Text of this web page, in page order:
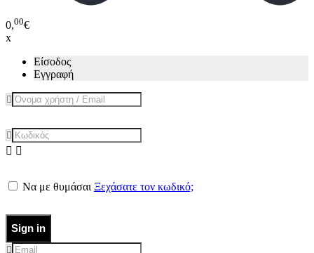
0,00€
x
Είσοδος
Εγγραφή
Να με θυμάσαι Ξεχάσατε τον κωδικό;
Sign in